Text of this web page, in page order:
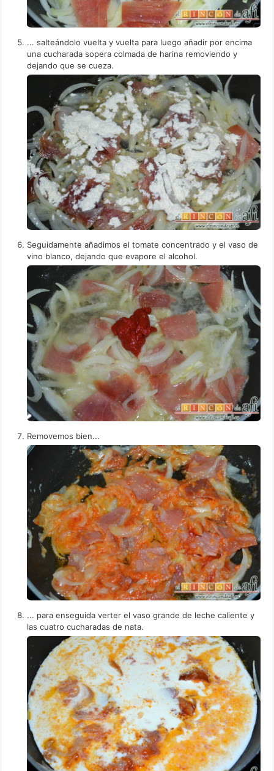
... salteándolo vuelta y vuelta para luego añadir por encima
una cucharada sopera colmada de harina removiendo y
dejando que se cueza.
Seguidamente añadimos el tomate concentrado y el vaso de
vino blanco, dejando que evapore el alcohol.
Removemos bien...
... para enseguida verter el vaso grande de leche caliente y
las cuatro cucharadas de nata.